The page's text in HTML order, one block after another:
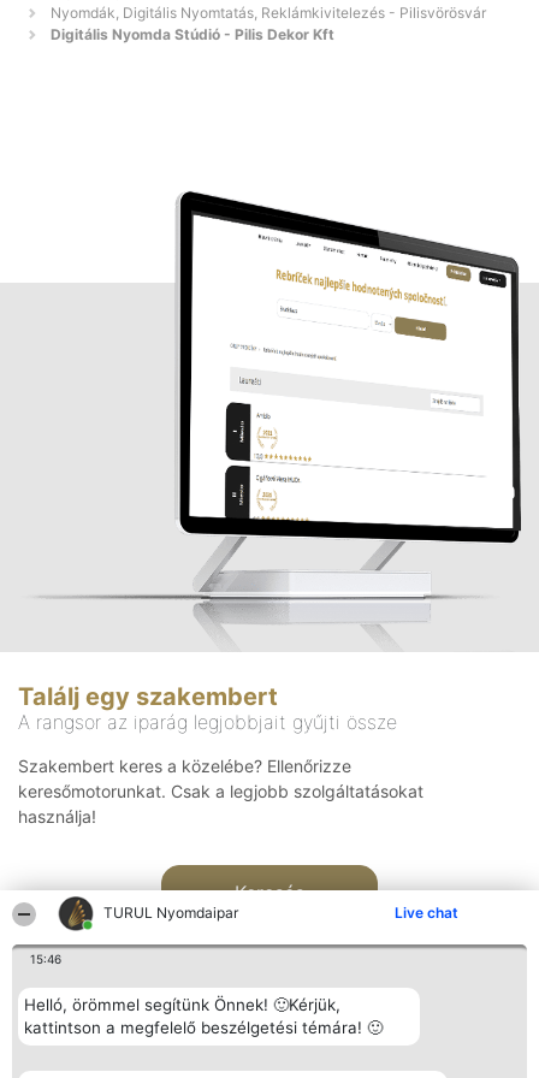
TURUL Nyomdaipar Live chat
15:46
Helló, örömmel segítünk Önnek! 🙂Kérjük,
kattintson a megfelelő beszélgetési témára! 🙂
Nyomdák, Digitális Nyomtatás, Reklámkivitelezés - Pilisvörösvár
Digitális Nyomda Stúdió - Pilis Dekor Kft
Találj egy szakembert
A rangsor az iparág legjobbjait gyűjti össze
Szakembert keres a közelébe? Ellenőrizze
keresőmotorunkat. Csak a legjobb szolgáltatásokat
használja!
Keresés
Rangsorszervező Népszavazás Elérhetőség